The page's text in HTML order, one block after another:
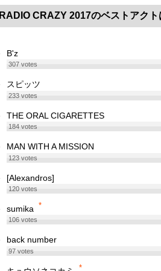
RADIO CRAZY 2017のベストアクト
B'z
307votes
スピッツ
233votes
THE ORAL CIGARETTES
184votes
MAN WITH A MISSION
123votes
[Alexandros]
120votes
sumika *
106votes
back number
97votes
*